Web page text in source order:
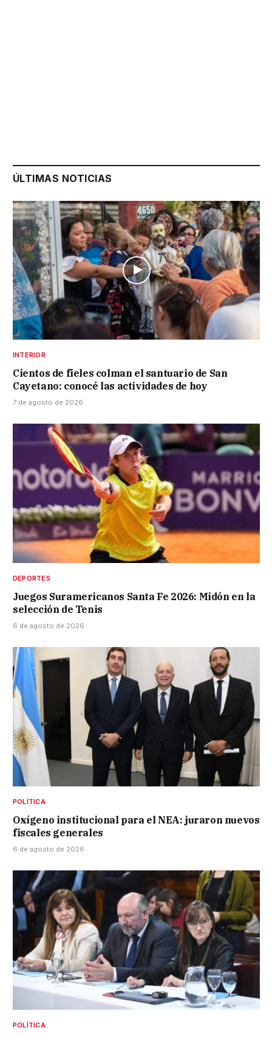
ÚLTIMAS NOTICIAS
INTERIOR
Cientos de fieles colman el santuario de San
Cayetano: conocé las actividades de hoy
7 de agosto de 2026
DEPORTES
Juegos Suramericanos Santa Fe 2026: Midón en la
selección de Tenis
6 de agosto de 2026
POLÍTICA
Oxígeno institucional para el NEA: juraron nuevos
fiscales generales
6 de agosto de 2026
POLÍTICA